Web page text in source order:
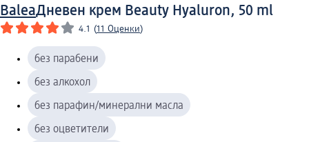
BaleaДневен крем Beauty Hyaluron, 50 ml
4.1 (11 Оценки)
без парабени
без алкохол
без парафин/минерални масла
без оцветители